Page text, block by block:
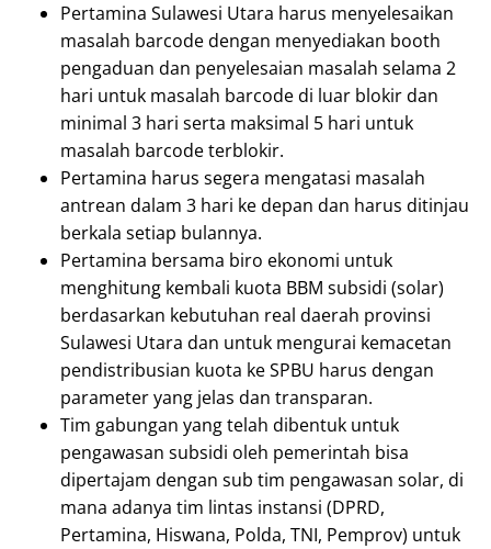
Pertamina Sulawesi Utara harus menyelesaikan
masalah barcode dengan menyediakan booth
pengaduan dan penyelesaian masalah selama 2
hari untuk masalah barcode di luar blokir dan
minimal 3 hari serta maksimal 5 hari untuk
masalah barcode terblokir.
Pertamina harus segera mengatasi masalah
antrean dalam 3 hari ke depan dan harus ditinjau
berkala setiap bulannya.
Pertamina bersama biro ekonomi untuk
menghitung kembali kuota BBM subsidi (solar)
berdasarkan kebutuhan real daerah provinsi
Sulawesi Utara dan untuk mengurai kemacetan
pendistribusian kuota ke SPBU harus dengan
parameter yang jelas dan transparan.
Tim gabungan yang telah dibentuk untuk
pengawasan subsidi oleh pemerintah bisa
dipertajam dengan sub tim pengawasan solar, di
mana adanya tim lintas instansi (DPRD,
Pertamina, Hiswana, Polda, TNI, Pemprov) untuk